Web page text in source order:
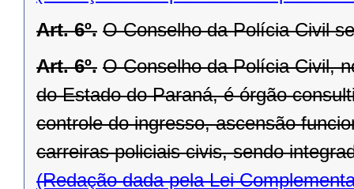
Art. 6º. O Conselho da Polícia Civil
Art. 6º. O Conselho da Polícia Civil,
do Estado do Paraná, é órgão
controle do ingresso, ascensão
carreiras policiais civis, sendo
(Redação dada pela Lei